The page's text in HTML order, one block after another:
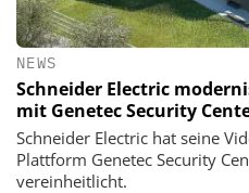
NEWS
Schneider Electric
mit Genetec Security
Schneider Electric hat seine
Plattform Genetec Security
vereinheitlicht.